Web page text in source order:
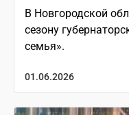
В Новгородской
сезону
семья».
01.06.2026